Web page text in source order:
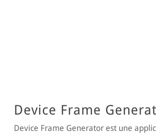
Device Frame
Device Frame Generator est une